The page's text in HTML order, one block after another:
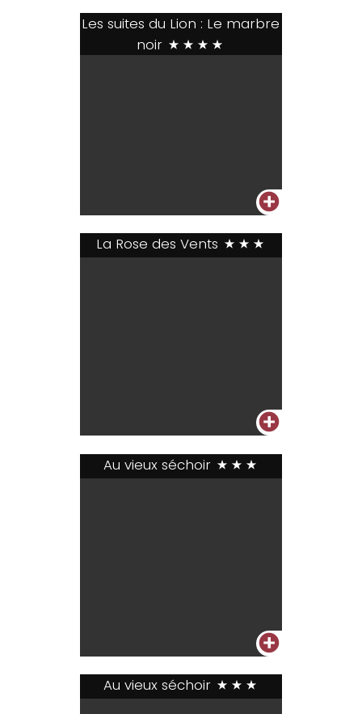
Les suites du Lion : Le marbre
noir ****
+
La Rose des Vents ***
+
Au vieux séchoir ***
+
Au vieux séchoir ***